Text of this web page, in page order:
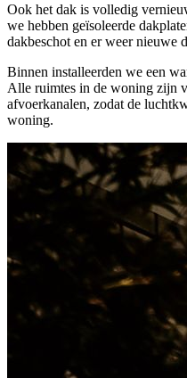
Ook het dak is volledig
we hebben geïsoleerde
dakbeschot en er weer nieuwe
Binnen installeerden we een
Alle ruimtes in de woning zijn
afvoerkanalen, zodat de
woning.